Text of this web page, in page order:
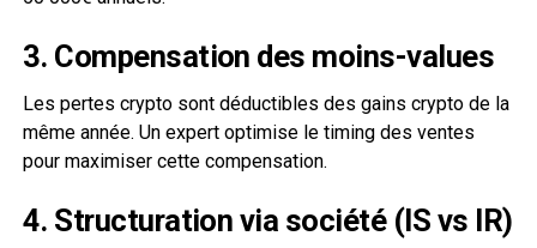
3. Compensation des moins-values
Les pertes crypto sont déductibles des gains crypto de la
même année. Un expert optimise le timing des ventes
pour maximiser cette compensation.
4. Structuration via société (IS vs IR)